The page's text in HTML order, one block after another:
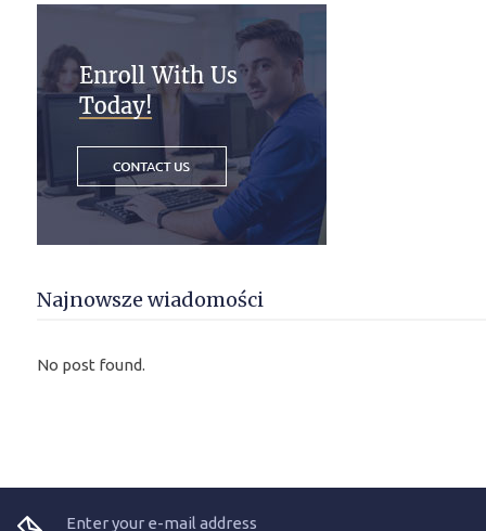
Najnowsze wiadomości
No post found.